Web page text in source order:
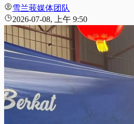
雪兰莪媒体团队
2026-07-08, 上午 9:50